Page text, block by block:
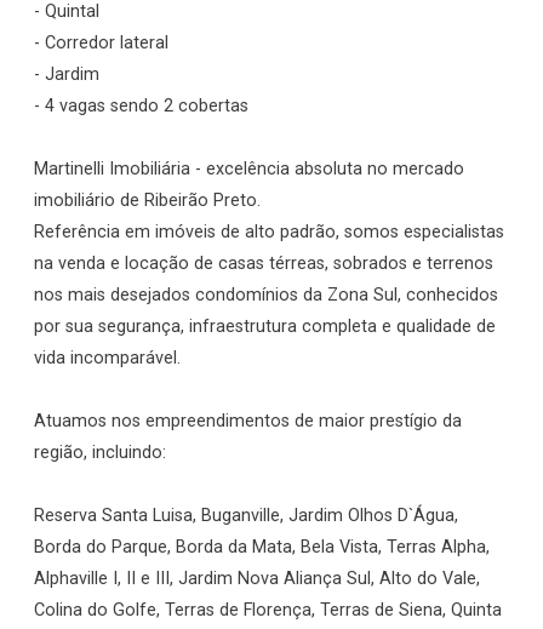
- Quintal
- Corredor lateral
- Jardim
- 4 vagas sendo 2 cobertas
Martinelli Imobiliária - excelência absoluta no mercado
imobiliário de Ribeirão Preto.
Referência em imóveis de alto padrão, somos especialistas
na venda e locação de casas térreas, sobrados e terrenos
nos mais desejados condomínios da Zona Sul, conhecidos
por sua segurança, infraestrutura completa e qualidade de
vida incomparável.
Atuamos nos empreendimentos de maior prestígio da
região, incluindo:
Reserva Santa Luisa, Buganville, Jardim Olhos D`Água,
Borda do Parque, Borda da Mata, Bela Vista, Terras Alpha,
Alphaville I, II e III, Jardim Nova Aliança Sul, Alto do Vale,
Colina do Golfe, Terras de Florença, Terras de Siena, Quinta